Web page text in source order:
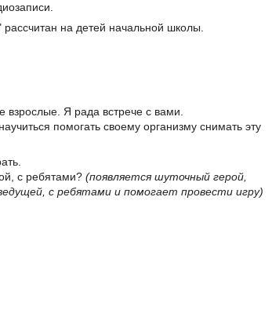
на детей начальной школы.
Я рада встрече с вами.
помогать своему организму снимать эту
с ребятами? (появляется шуточный герой,
с ребятами и помогает провести игру)